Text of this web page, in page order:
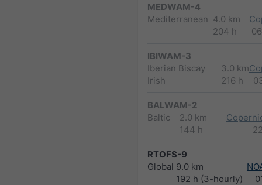
MEDWAM-4
Mediterranean 4.0 km
204 h
IBIWAM-3
Iberian Biscay
Irish
3.0 km
216 h
BALWAM-2
Baltic
2.0 km
144 h
RTOFS-9
Global 9.0 km
192 h (3-hourly)